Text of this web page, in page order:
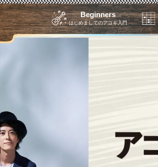
Beginners
はじめましてのアコギ入門